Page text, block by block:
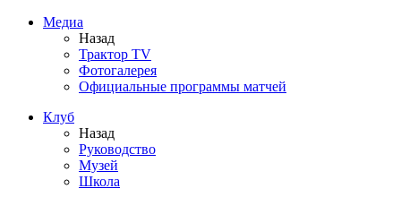
Медиа
Назад
Трактор TV
Фотогалерея
Официальные программы матчей
Клуб
Назад
Руководство
Музей
Школа